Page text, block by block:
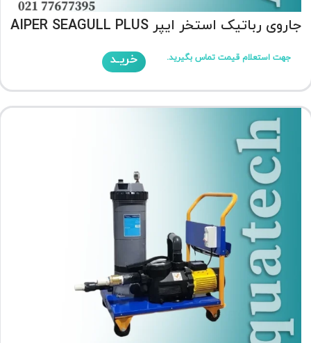
جاروی رباتیک استخر ایپر AIPER SEAGULL PLUS
جهت استعلام قیمت تماس بگیرید. خریـد